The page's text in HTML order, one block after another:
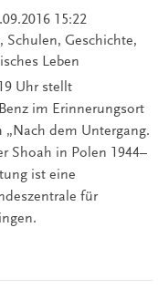
15:22
Schulen, Geschichte,
Leben
Uhr stellt
im Erinnerungsort
„Nach dem Untergang.
Shoah in Polen 1944–
ist eine
für